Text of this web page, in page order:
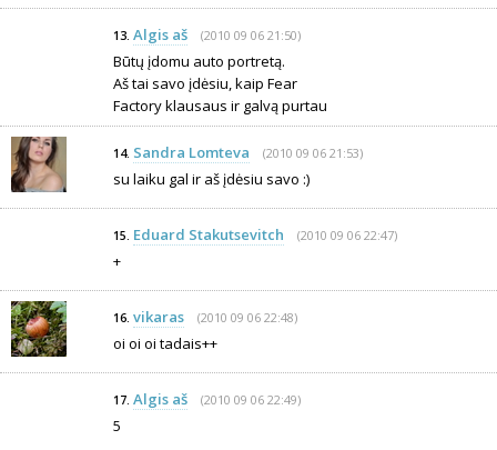
13. Algis aš (2010 09 06 21:50)
Būtų įdomu auto portretą.
Aš tai savo įdėsiu, kaip Fear
Factory klausaus ir galvą purtau
14. Sandra Lomteva (2010 09 06 21:53)
su laiku gal ir aš įdėsiu savo :)
15. Eduard Stakutsevitch (2010 09 06 22:47)
+
16. vikaras (2010 09 06 22:48)
oi oi oi tadais++
17. Algis aš (2010 09 06 22:49)
5